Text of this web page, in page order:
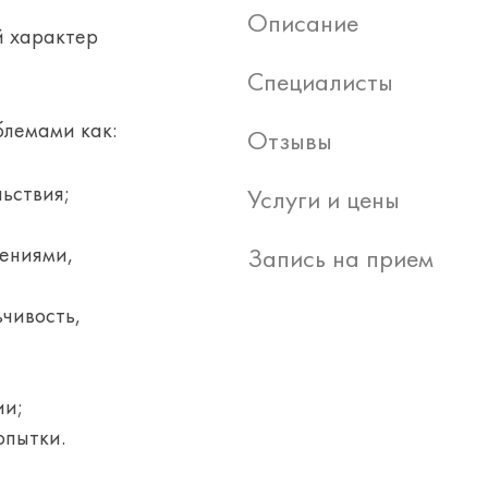
характер
как:
Описание
Специалисты
Отзывы
Услуги и цены
Запись на прием